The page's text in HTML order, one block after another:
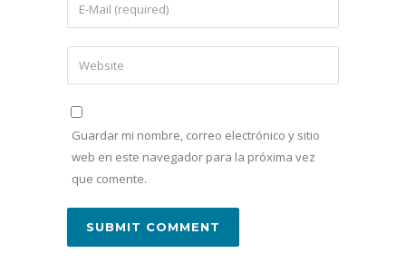
Guardar mi nombre, correo electrónico y sitio
web en este navegador para la próxima vez
que comente.